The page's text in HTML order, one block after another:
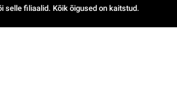
selle filiaalid. Kõik õigused on kaitstud.